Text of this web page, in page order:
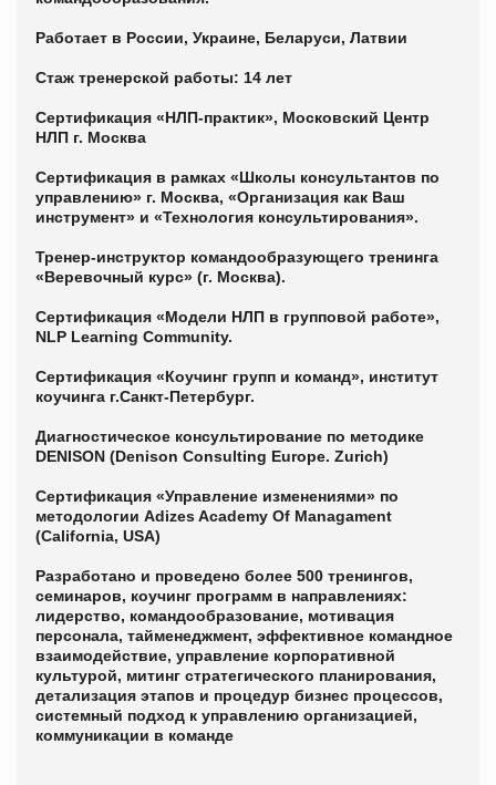
Работает в России, Украине, Беларуси, Латвии
Стаж тренерской работы: 14 лет
Сертификация «НЛП-практик», Московский Центр
НЛП г. Москва
Сертификация в рамках «Школы консультантов по
управлению» г. Москва, «Организация как Ваш
инструмент» и «Технология консультирования».
Тренер-инструктор командообразующего тренинга
«Веревочный курс» (г. Москва).
Сертификация «Модели НЛП в групповой работе»,
NLP Learning Community.
Сертификация «Коучинг групп и команд», институт
коучинга г.Санкт-Петербург.
Диагностическое консультирование по методике
DENISON (Denison Consulting Europe. Zurich)
Сертификация «Управление изменениями» по
методологии Adizes Academy Of Managament
(California, USA)
Разработано и проведено более 500 тренингов,
семинаров, коучинг программ в направлениях:
лидерство, командообразование, мотивация
персонала, тайменеджмент, эффективное командное
взаимодействие, управление корпоративной
культурой, митинг стратегического планирования,
детализация этапов и процедур бизнес процессов,
системный подход к управлению организацией,
коммуникации в команде